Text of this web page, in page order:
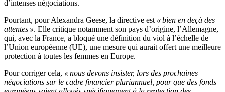
d’intenses négociations.
Pourtant, pour Alexandra Geese, la directive est « bien en deçà des
attentes ». Elle critique notamment son pays d’origine, l’Allemagne,
qui, avec la France, a bloqué une définition du viol à l’échelle de
l’Union européenne (UE), une mesure qui aurait offert une meilleure
protection à toutes les femmes en Europe.
Pour corriger cela, « nous devons insister, lors des prochaines
négociations sur le cadre financier pluriannuel, pour que des fonds